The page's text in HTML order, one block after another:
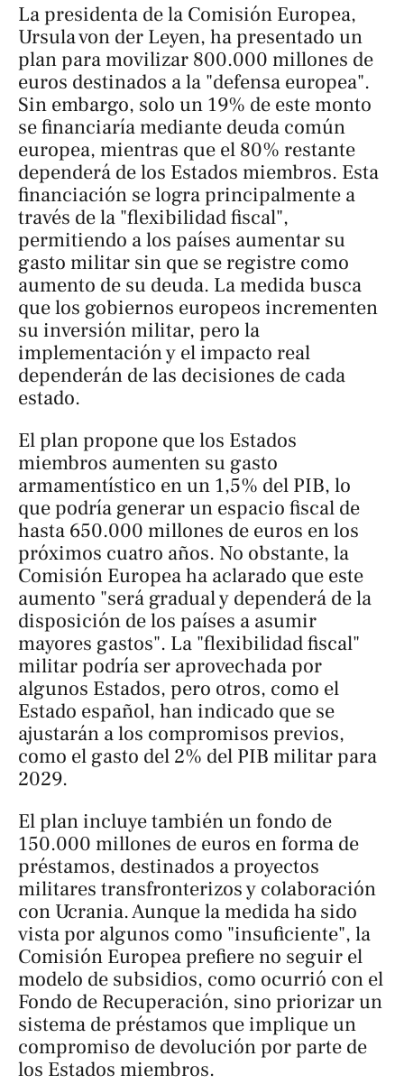
La presidenta de la Comisión Europea,
Ursula von der Leyen, ha presentado un
plan para movilizar 800.000 millones de
euros destinados a la "defensa europea".
Sin embargo, solo un 19% de este monto
se financiaría mediante deuda común
europea, mientras que el 80% restante
dependerá de los Estados miembros. Esta
financiación se logra principalmente a
través de la "flexibilidad fiscal",
permitiendo a los países aumentar su
gasto militar sin que se registre como
aumento de su deuda. La medida busca
que los gobiernos europeos incrementen
su inversión militar, pero la
implementación y el impacto real
dependerán de las decisiones de cada
estado.
El plan propone que los Estados
miembros aumenten su gasto
armamentístico en un 1,5% del PIB, lo
que podría generar un espacio fiscal de
hasta 650.000 millones de euros en los
próximos cuatro años. No obstante, la
Comisión Europea ha aclarado que este
aumento "será gradual y dependerá de la
disposición de los países a asumir
mayores gastos". La "flexibilidad fiscal"
militar podría ser aprovechada por
algunos Estados, pero otros, como el
Estado español, han indicado que se
ajustarán a los compromisos previos,
como el gasto del 2% del PIB militar para
2029.
El plan incluye también un fondo de
150.000 millones de euros en forma de
préstamos, destinados a proyectos
militares transfronterizos y colaboración
con Ucrania. Aunque la medida ha sido
vista por algunos como "insuficiente", la
Comisión Europea prefiere no seguir el
modelo de subsidios, como ocurrió con el
Fondo de Recuperación, sino priorizar un
sistema de préstamos que implique un
compromiso de devolución por parte de
los Estados miembros.